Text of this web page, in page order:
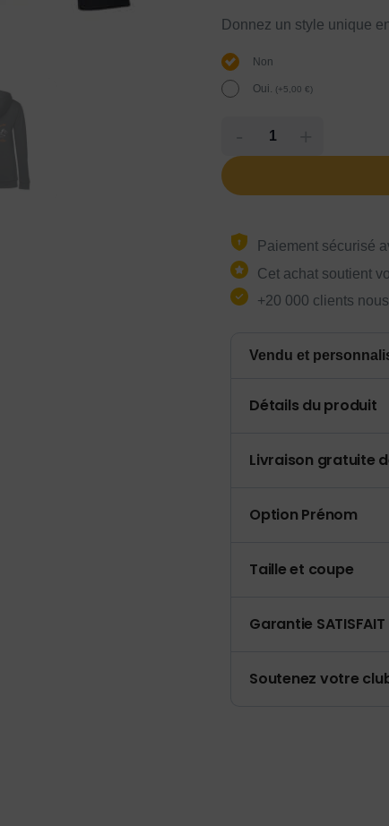
Donnez un style unique
Non
Oui. (+5,00 €)
Paiement sécurisé
Cet achat soutient
+20 000 clients
Vendu et
Détails du produit
Livraison gratuite
Option Prénom
Taille et coupe
Garantie SATISFAIT
Soutenez votre